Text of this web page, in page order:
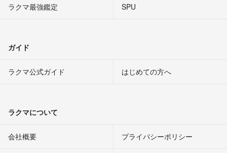
ラクマ最強鑑定
SPU
ガイド
ラクマ公式ガイド はじめての方へ
ラクマについて
会社概要 プライバシーポリシー